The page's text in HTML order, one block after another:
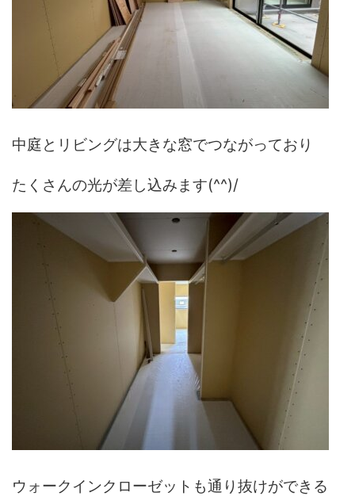
中庭とリビングは大きな窓でつながっており
たくさんの光が差し込みます(^^)/
ウォークインクローゼットも通り抜けができる